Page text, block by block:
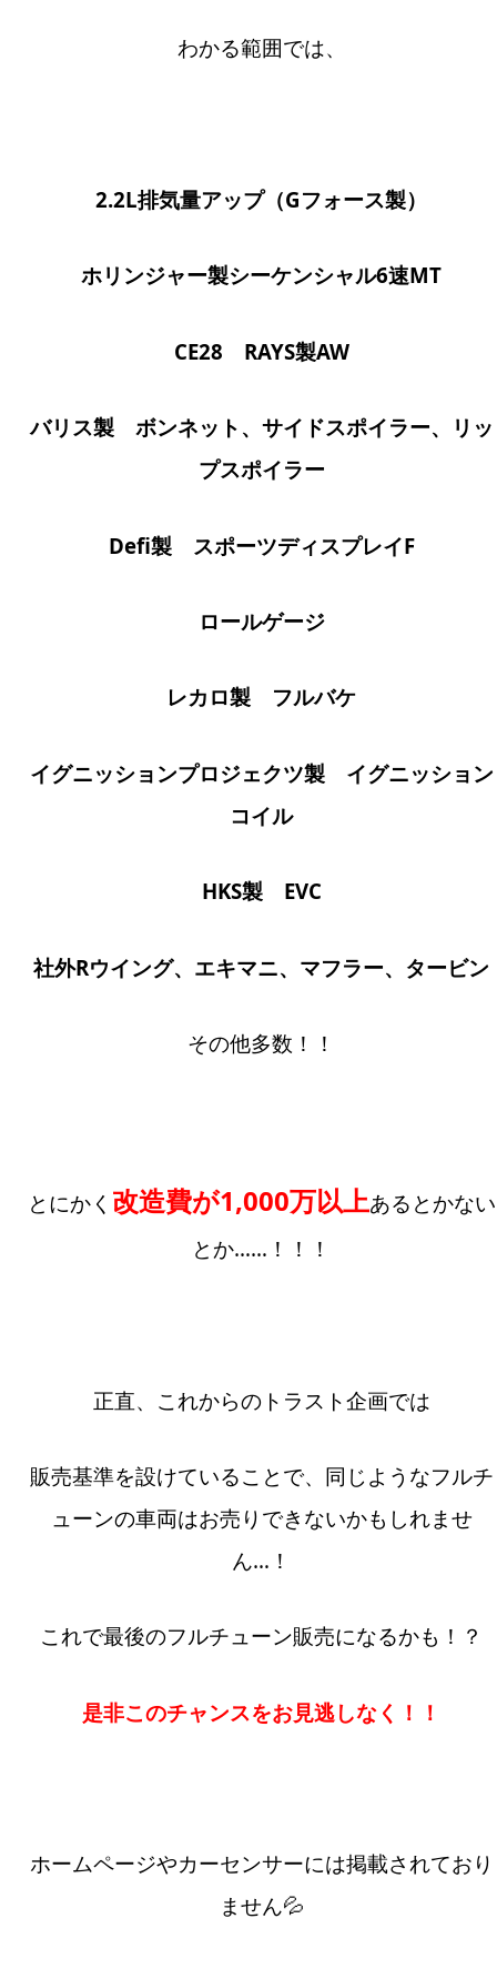
わかる範囲では、
2.2L排気量アップ（Gフォース製）
ホリンジャー製シーケンシャル6速MT
CE28 RAYS製AW
バリス製 ボンネット、サイドスポイラー、リッ
プスポイラー
Defi製 スポーツディスプレイF
ロールゲージ
レカロ製 フルバケ
イグニッションプロジェクツ製 イグニッション
コイル
HKS製 EVC
社外Rウイング、エキマニ、マフラー、タービン
その他多数！！
とにかく 改造費が1,000万以上あるとかない
とか……！！！
正直、これからのトラスト企画では
販売基準を設けていることで、同じようなフルチ
ューンの車両はお売りできないかもしれませ
ん…！
これで最後のフルチューン販売になるかも！？
是非このチャンスをお見逃しなく！！
ホームページやカーセンサーには掲載されており
ません💦